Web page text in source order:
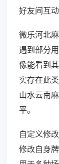
好友间互动
微乐河北
遇到部分
像能看到
实存在此
山水云南
平。
自定义修
修改自身